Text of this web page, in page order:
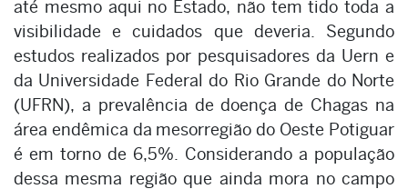
até mesmo aqui no Estado, não tem tido toda a
visibilidade e cuidados que deveria. Segundo
estudos realizados por pesquisadores da Uern e
da Universidade Federal do Rio Grande do Norte
(UFRN), a prevalência de doença de Chagas na
área endêmica da mesorregião do Oeste Potiguar
é em torno de 6,5%. Considerando a população
dessa mesma região que ainda mora no campo